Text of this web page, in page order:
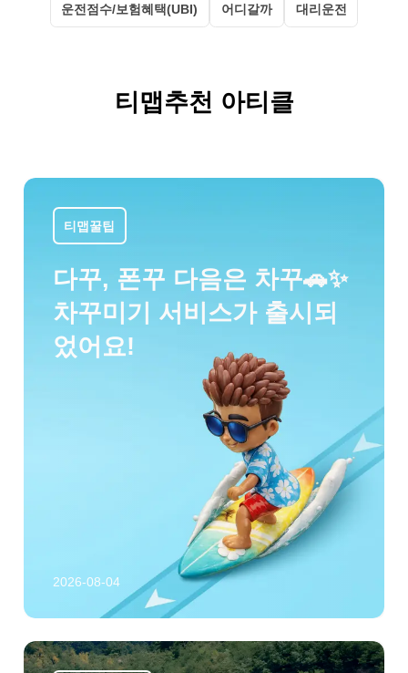
찾기 위한 티맵모빌리티의
지속가능경영
운전점수/보험혜택(UBI) 어디갈까 대리운전
티맵추천 아티클
티맵꿀팁
다꾸, 폰꾸 다음은 차꾸🚗✨
차꾸미기 서비스가 출시되
었어요!
2026-08-04